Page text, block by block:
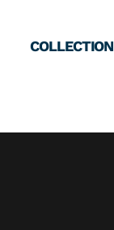
COLLECTION